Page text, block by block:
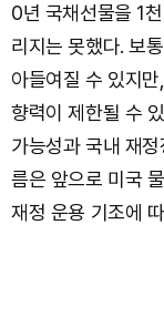
0년 국채선물을 1
리지는 못했다. 보
아들여질 수 있지
향력이 제한될 수
가능성과 국내 재
름은 앞으로 미국
재정 운용 기조에